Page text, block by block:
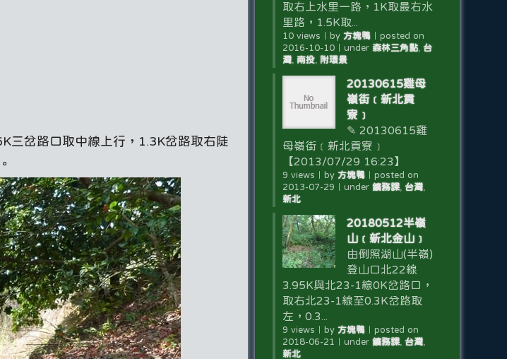
三岔路口取中線上行，1.3K岔路取右陡
取右上水里一路，1K取最右水
里路，1.5K取...
10 views by 方塊鴨｜ posted on
2016-10-10｜ under 森林三角點, 台
灣, 南投, 附環景
20130615雞母
嶺街﹝新北貢
寮﹞
✎ 20130615雞
母嶺街﹝新北貢寮﹞
【2013/07/29 16:23】
9 views by 方塊鴨｜ posted on
2013-07-29
under 鑛務課, 台灣,
新北
20180512半嶺
山﹝新北金山﹞
由倒照湖山(半嶺)
登山口北22線
3.95K與北23-1線0K岔路口，
取右北23-1線至0.3K岔路取
左，0.3...
9 views by 方塊鴨｜ posted on
2018-06-21
under 鑛務課, 台灣,
新北